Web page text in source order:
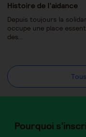
Histoire de l’aidance
Depuis toujours la
occupe une place
des…
Pourquoi